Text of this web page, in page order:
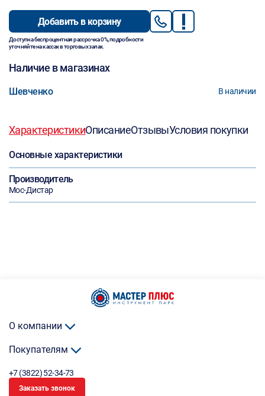
Добавить в корзину
Доступна беспроцентная рассрочка 0%, подробности
уточняйте на кассах в торговых залах.
Наличие в магазинах
Шевченко В наличии
ХарактеристикиОписаниеОтзывыУсловия покупки
Основные характеристики
Производитель
Мос-Дистар
О компании
Покупателям
+7 (3822) 52-34-73
Заказать звонок